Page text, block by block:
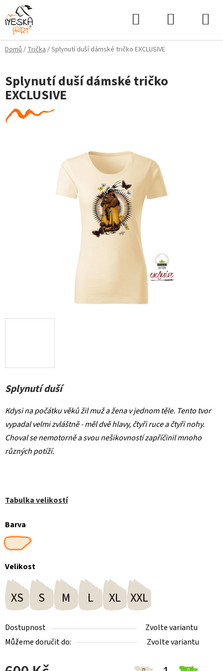
Přejít
na
obsah
Domů/Trička/Splynutí duší dámské tričko EXCLUSIVE
Splynutí duší
Kdysi na počátku věků žil muž a žena v jednom těle. Tento tvor
vypadal velmi zvláštně - měl dvě hlavy, čtyři ruce a čtyři nohy.
Choval se nemotorně a svou nešikovností zapříčinil mnoho
různých potíží.
Tabulka velikostí
Barva
Velikost
XS S M L XL XXL
Dostupnost
Zvolte variantu
Můžeme doručit do:
Zvolte variantu
Splynutí duší dámské tričko
EXCLUSIVE